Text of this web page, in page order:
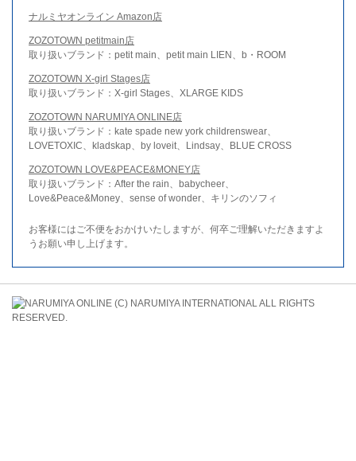
ナルミヤオンライン Amazon店
ZOZOTOWN petitmain店
取り扱いブランド：petit main、petit main LIEN、b・ROOM
ZOZOTOWN X-girl Stages店
取り扱いブランド：X-girl Stages、XLARGE KIDS
ZOZOTOWN NARUMIYA ONLINE店
取り扱いブランド：kate spade new york childrenswear、
LOVETOXIC、kladskap、by loveit、Lindsay、BLUE CROSS
ZOZOTOWN LOVE&PEACE&MONEY店
取り扱いブランド：After the rain、babycheer、
Love&Peace&Money、sense of wonder、キリンのソフィ
お客様にはご不便をおかけいたしますが、何卒ご理解いただきますよ
うお願い申し上げます。